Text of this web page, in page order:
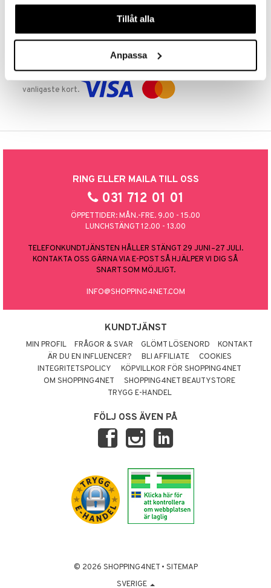
våra cookies vid fortsatt användande av vår webbplats.
Tillåt alla
Anpassa
GODKÄND AV LÄKEMEDELSVERKET
Läkemedelsverket gällande försäljning av läkemedel.
TRYGGA KÖP
Handla tryggt & säkert via faktura, delbetalning eller marknadens
vanligaste kort.
RING ELLER MAILA TILL OSS
031 712 01 01
ÖPPETTIDER: MÅN.-FRE. 9.00 - 15.00
LUNCHSTÄNGT 12.00 - 13.00
TELEFONKUNDTJÄNSTEN HÅLLER STÄNGT 29 JUNI–27 JULI.
KONTAKTA OSS GÄRNA VIA E-POST SÅ HJÄLPER VI DIG SÅ
SNART SOM MÖJLIGT.
INFO@SHOPPING4NET.COM
KUNDTJÄNST
MIN PROFIL FRÅGOR & SVAR GLÖMT LÖSENORD
KONTAKT
ÄR DU EN INFLUENCER?
BLI AFFILIATE
COOKIES
INTEGRITETSPOLICY
KÖPVILLKOR FÖR SHOPPING4NET
OM SHOPPING4NET
SHOPPING4NET BEAUTYSTORE
TRYGG E-HANDEL
FÖLJ OSS ÄVEN PÅ
© 2026 SHOPPING4NET • SITEMAP
SVERIGE